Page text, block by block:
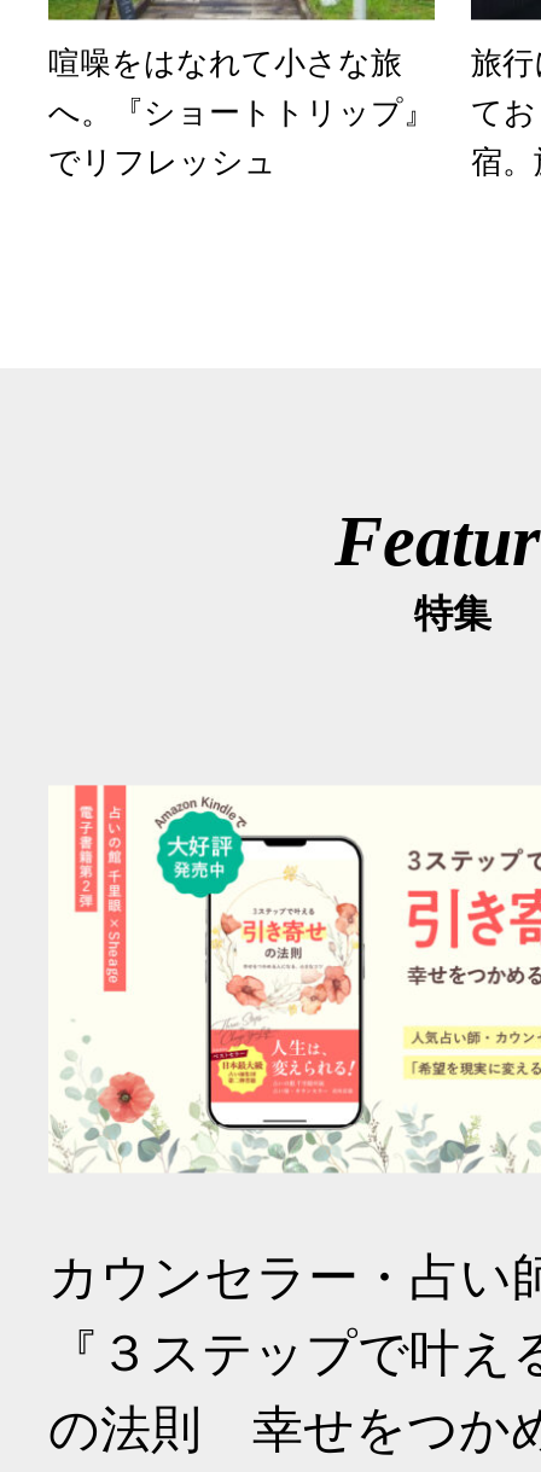
喧噪をはなれて小さな旅
へ。『ショートトリップ』
でリフレッシュ
旅
て
宿
特集
カウンセラー・占い
『３ステップで叶
の法則 幸せをつか